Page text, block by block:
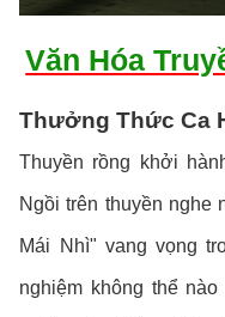
Văn Hóa
Thưởng Thức Ca
Thuyền rồng khởi
Ngồi trên thuyền nghe
Mái Nhì" vang vọng
nghiệm không thể